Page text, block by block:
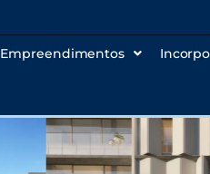
Empreendimentos